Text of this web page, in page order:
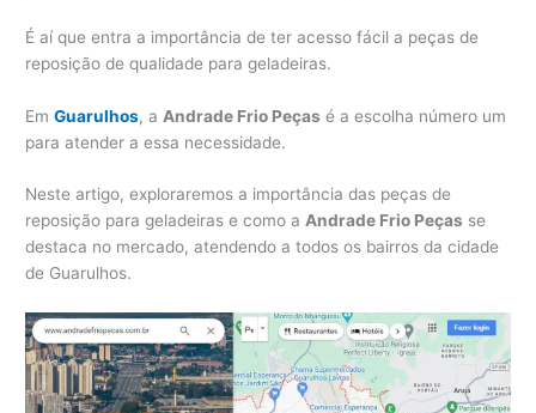
É aí que entra a importância de ter acesso fácil a peças de
reposição de qualidade para geladeiras.
EmGuarulhos, a Andrade Frio Peças é a escolha número um
para atender a essa necessidade.
Neste artigo, exploraremos a importância das peças de
reposição para geladeiras e como aAndrade Frio Peças se
destaca no mercado, atendendo a todos os bairros da cidade
de Guarulhos.